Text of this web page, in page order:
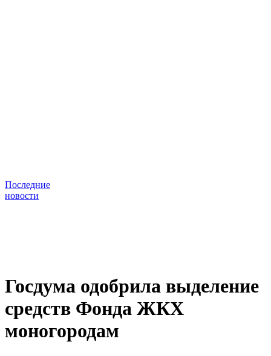
Последние
новости
Госдума одобрила выделение
средств Фонда ЖКХ
моногородам